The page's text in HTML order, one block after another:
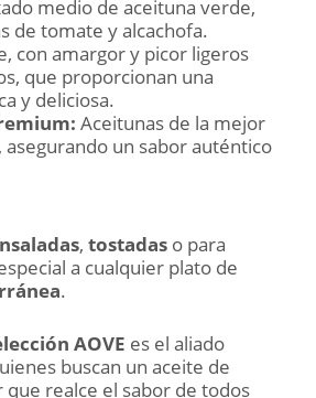
medio de aceituna verde,
de tomate y alcachofa.
con amargor y picor ligeros
que proporcionan una
y deliciosa.
Aceitunas de la mejor
, asegurando un sabor auténtico
, tostadas o para
a cualquier plato de
.
AOVE es el aliado
buscan un aceite de
que realce el sabor de todos